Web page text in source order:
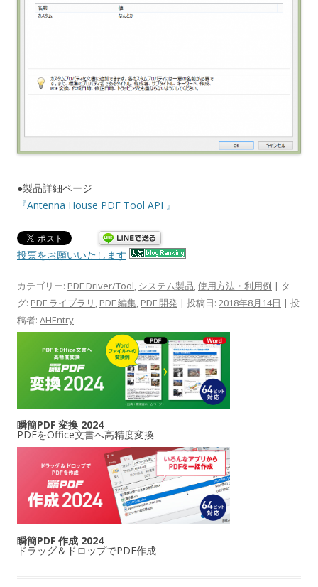
●製品詳細ページ
『Antenna House PDF Tool API 』
投票をお願いいたします
カテゴリー: PDF Driver/Tool, システム製品,使用方法・利用例 | タ
グ: PDF ライブラリ , PDF 編集, PDF 開発 | 投稿日: 2018年8月14日 | 投
稿者: AHEntry
瞬簡PDF 変換 2024
PDFをOffice文書へ高精度変換
瞬簡PDF 作成 2024
ドラッグ＆ドロップでPDF作成